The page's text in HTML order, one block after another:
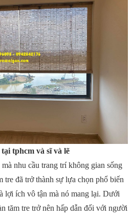
tphcm và sĩ và lẽ
nhu cầu trang trí không gian sống
tre đã trở thành sự lựa chọn phổ biến
lợi ích vô tận mà nó mang lại. Dưới
tăm tre trở nên hấp dẫn đối với người